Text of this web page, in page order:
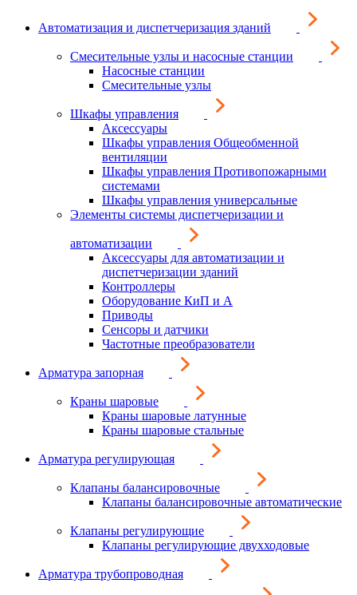
Автоматизация и диспетчеризация зданий
Смесительные узлы и насосные станции
Насосные станции
Смесительные узлы
Шкафы управления
Аксессуары
Шкафы управления Общеобменной
вентиляции
Шкафы управления Противопожарными
системами
Шкафы управления универсальные
Элементы системы диспетчеризации и
автоматизации
Аксессуары для автоматизации и
диспетчеризации зданий
Контроллеры
Оборудование КиП и А
Приводы
Сенсоры и датчики
Частотные преобразователи
Арматура запорная
Краны шаровые
Краны шаровые латунные
Краны шаровые стальные
Арматура регулирующая
Клапаны балансировочные
Клапаны балансировочные автоматические
Клапаны регулирующие
Клапаны регулирующие двухходовые
Арматура трубопроводная